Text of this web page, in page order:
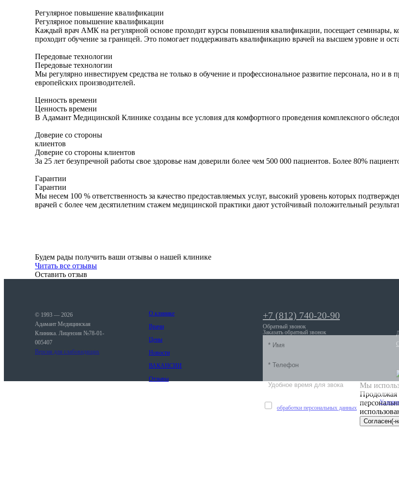
Регулярное повышение квалификации
Регулярное повышение квалификации
Каждый врач АМК на регулярной основе проходит курсы повышения квалификации, посещает семинары,
проходит обучение за границей. Это помогает поддерживать квалификацию врачей на высшем уровне и
Передовые технологии
Передовые технологии
Мы регулярно инвестируем средства не только в обучение и профессиональное развитие персонала, но и
европейских производителей.
Ценность времени
Ценность времени
В Адамант Медицинской Клинике созданы все условия для комфортного проведения комплексного
Доверие со стороны
клиентов
Доверие со стороны клиентов
За 25 лет безупречной работы свое здоровье нам доверили более чем 500 000 пациентов. Более 80%
Гарантии
Гарантии
Мы несем 100 % ответственность за качество предоставляемых услуг, высокий уровень которых
врачей с более чем десятилетним стажем медицинской практики дают устойчивый положительный
Будем рады получить ваши отзывы о нашей клинике
Читать все отзывы
Оставить отзыв
© 1993 — 2026
Адамант Медицинская
Клиника. Лицензия №78-01-
005407
Версия для слабовидящих
О клинике
Врачи
Цены
Новости
ВАКАНСИИ
Отзывы
+7 (812) 740-20-90
Обратный звонок
Заказать обратный звонок
Оставляя личные данные, я соглашаюсь с
обработки персональных данных
Мы
Продолжая
Согласен(-